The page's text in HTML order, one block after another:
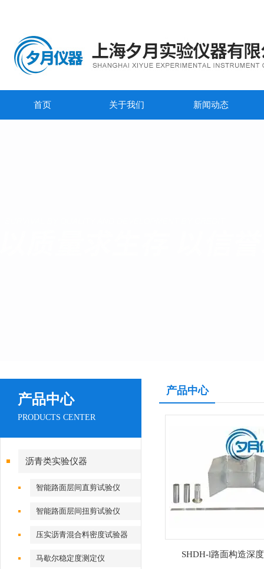
首页 关于我们 新闻动态
产品中心
PRODUCTS CENTER
沥青类实验仪器
智能路面层间直剪试验仪
智能路面层间扭剪试验仪
压实沥青混合料密度试验器
马歇尔稳定度测定仪
产品中心
SHDH-l路面构造深